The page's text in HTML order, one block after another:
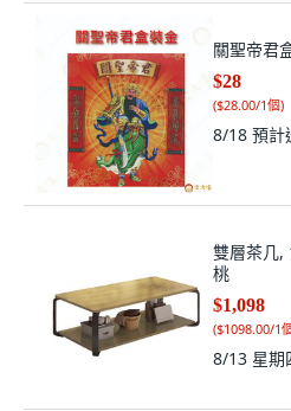
關聖帝君
$28
($28.00/1個)
8/18 預計
雙層茶几,
桃
$1,098
($1098.00/1
8/13 星期